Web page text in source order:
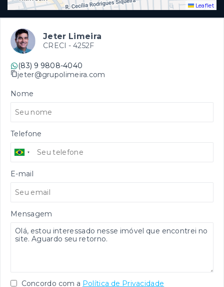
Leaflet
Jeter Limeira
CRECI - 4252F
(83) 9 9808-4040
jeter@grupolimeira.com
Nome
Telefone
E-mail
Mensagem
Concordo com a Política de Privacidade